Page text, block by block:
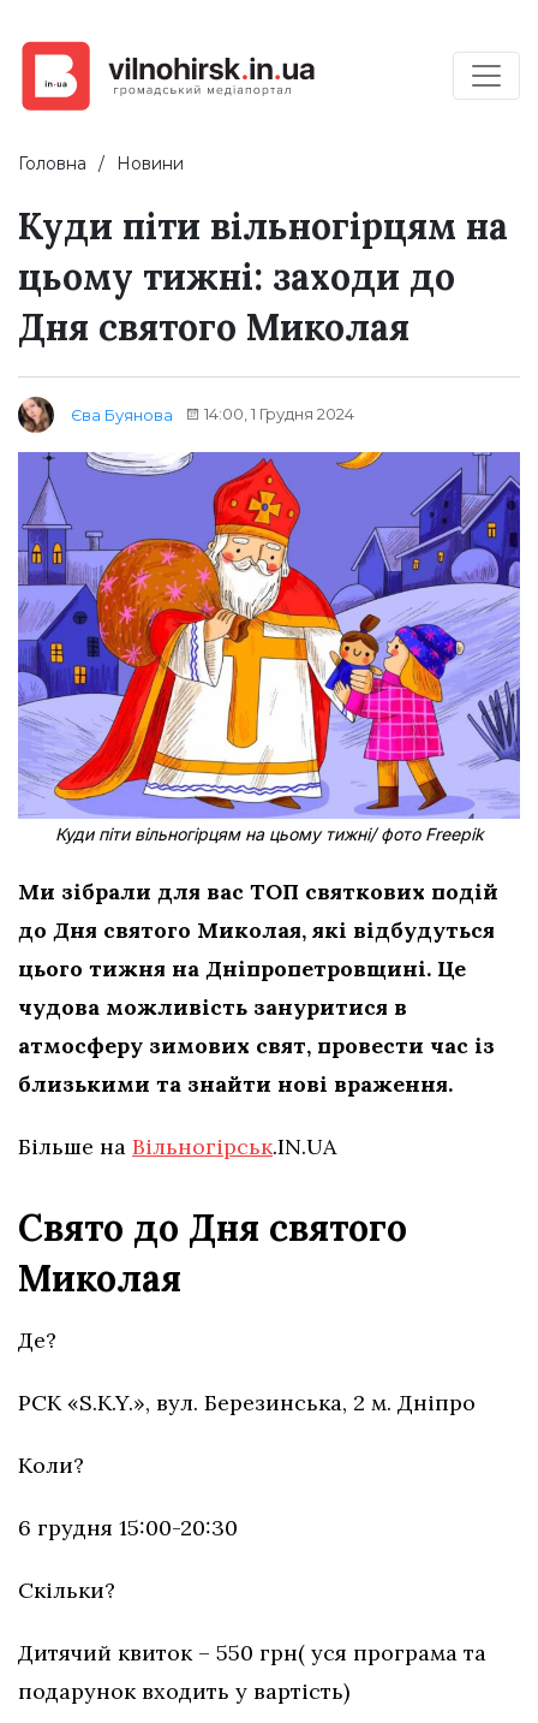
Головна Новини
Куди піти вільногірцям на
цьому тижні: заходи до
Дня святого Миколая
Єва Буянова 14:00, 1 Грудня 2024
Куди піти вільногірцям на цьому тижні/ фото Freepik
Ми зібрали для вас ТОП святкових подій
до Дня святого Миколая, які відбудуться
цього тижня на Дніпропетровщині. Це
чудова можливість зануритися в
атмосферу зимових свят, провести час із
близькими та знайти нові враження.
Більше на Вільногірськ.IN.UA
Свято до Дня святого
Миколая
Де?
РСК «S.K.Y.», вул. Березинська, 2 м. Дніпро
Коли?
6 грудня 15:00-20:30
Скільки?
Дитячий квиток – 550 грн( уся програма та
подарунок входить у вартість)